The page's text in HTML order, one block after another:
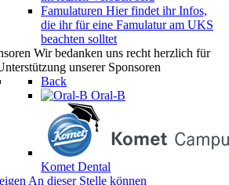
Famulaturen Hier findet ihr Infos,
die ihr für eine Famulatur am UKS
beachten solltet
Wir bedanken uns recht herzlich für
unserer Sponsoren
Back
Oral-B
Komet Dental
An dieser Stelle können